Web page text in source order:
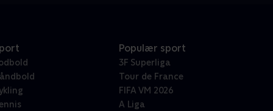
Populær sport
3F Superliga
Tour de France
FIFA VM 2026
A Liga